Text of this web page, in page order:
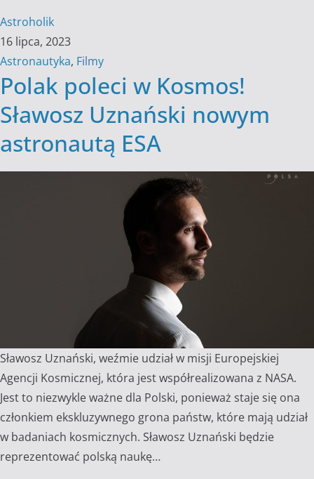
Astroholik
16 lipca, 2023
Astronautyka, Filmy
Polak poleci w Kosmos!
Sławosz Uznański nowym
astronautą ESA
Sławosz Uznański, weźmie udział w misji Europejskiej
Agencji Kosmicznej, która jest współrealizowana z NASA.
Jest to niezwykle ważne dla Polski, ponieważ staje się ona
członkiem ekskluzywnego grona państw, które mają udział
w badaniach kosmicznych. Sławosz Uznański będzie
reprezentować polską naukę…